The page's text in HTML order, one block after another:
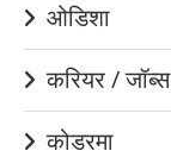
ओडिशा
करियर / जॉब्स
कोडरमा